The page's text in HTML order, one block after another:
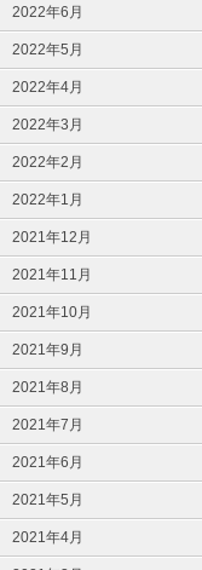
2022年6月
2022年5月
2022年4月
2022年3月
2022年2月
2022年1月
2021年12月
2021年11月
2021年10月
2021年9月
2021年8月
2021年7月
2021年6月
2021年5月
2021年4月